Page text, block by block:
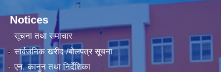
Notices
सूचना तथा समाचार
सार्वजनिक खरीद /बोलपत्र सूचना
एन, कानुन तथा निर्देशिका